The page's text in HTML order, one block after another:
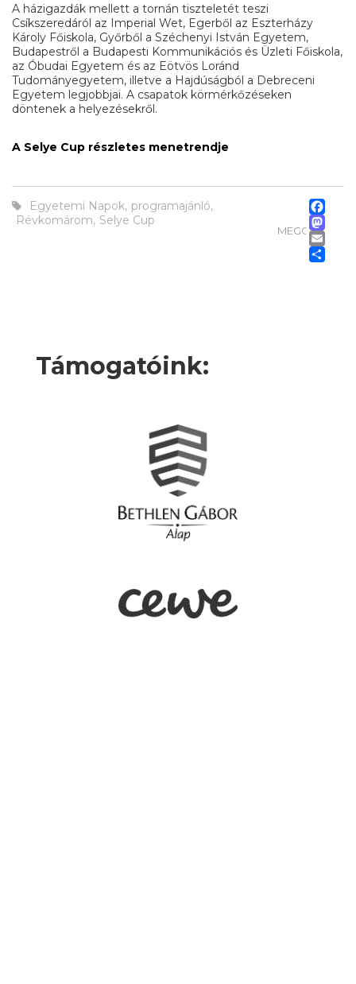
A házigazdák mellett a tornán tiszteletét teszi
Csíkszeredáról az Imperial Wet, Egerből az Eszterházy
Károly Főiskola, Győrből a Széchenyi István Egyetem,
Budapestről a Budapesti Kommunikációs és Üzleti Főiskola,
az Óbudai Egyetem és az Eötvös Loránd
Tudományegyetem, illetve a Hajdúságból a Debreceni
Egyetem legjobbjai. A csapatok körmérkőzéseken
döntenek a helyezésekről.
A Selye Cup részletes menetrendje
Egyetemi Napok, programajánló,
Révkomárom, Selye Cup
MEGOSZTÁS
Támogatóink: